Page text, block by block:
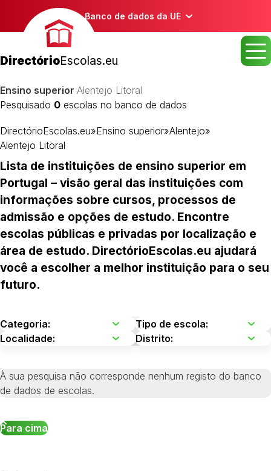
Banco de dados da UE
DirectórioEscolas.eu
Ensino superior Alentejo Litoral
Pesquisado 0 escolas no banco de dados
DirectórioEscolas.eu»Ensino superior»Alentejo»
Alentejo Litoral
Lista de instituições de ensino superior em
Portugal – visão geral das instituições com
informações sobre cursos, processos de
admissão e opções de estudo. Encontre
escolas públicas e privadas por localização e
área de estudo. DirectórioEscolas.eu ajudará
você a escolher a melhor instituição para o seu
futuro.
À sua pesquisa não corresponde nenhum registo do banco
de dados de escolas.
Para cima